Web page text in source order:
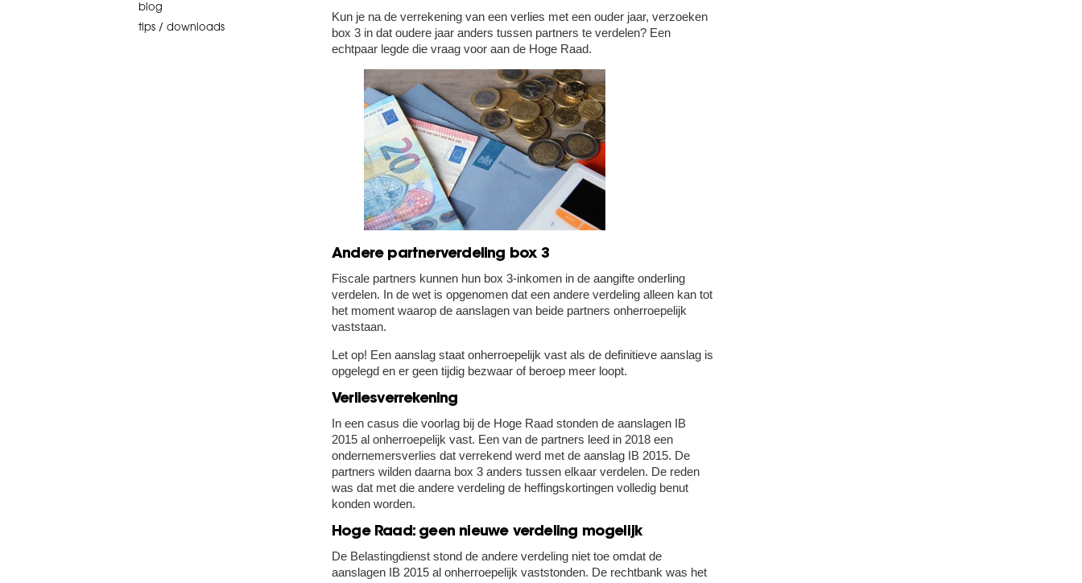
blog
tips / downloads
Kun je na de verrekening van een verlies met een ouder jaar, verzoeken
box 3 in dat oudere jaar anders tussen partners te verdelen? Een
echtpaar legde die vraag voor aan de Hoge Raad.
Andere partnerverdeling box 3
Fiscale partners kunnen hun box 3-inkomen in de aangifte onderling
verdelen. In de wet is opgenomen dat een andere verdeling alleen kan tot
het moment waarop de aanslagen van beide partners onherroepelijk
vaststaan.
Let op! Een aanslag staat onherroepelijk vast als de definitieve aanslag is
opgelegd en er geen tijdig bezwaar of beroep meer loopt.
Verliesverrekening
In een casus die voorlag bij de Hoge Raad stonden de aanslagen IB
2015 al onherroepelijk vast. Een van de partners leed in 2018 een
ondernemersverlies dat verrekend werd met de aanslag IB 2015. De
partners wilden daarna box 3 anders tussen elkaar verdelen. De reden
was dat met die andere verdeling de heffingskortingen volledig benut
konden worden.
Hoge Raad: geen nieuwe verdeling mogelijk
De Belastingdienst stond de andere verdeling niet toe omdat de
aanslagen IB 2015 al onherroepelijk vaststonden. De rechtbank was het